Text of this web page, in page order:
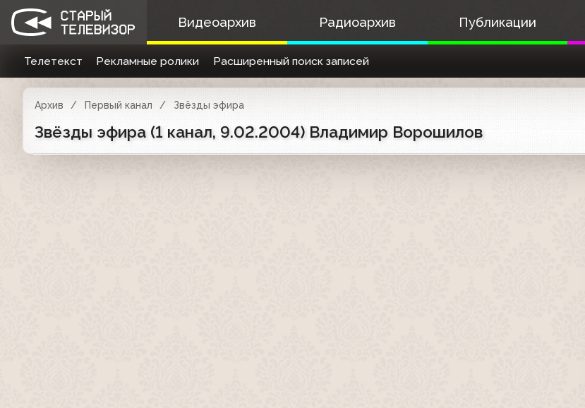
Видеоархив Радиоархив Публикации
Телетекст Рекламные ролики Расширенный поиск записей
Архив Первый канал Звёзды эфира
Звёзды эфира (1 канал, 9.02.2004) Владимир Ворошилов